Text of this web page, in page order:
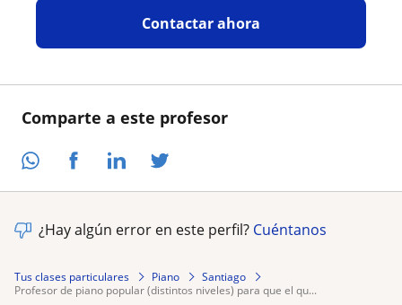
Comparte a este profesor
Contactar ahora
¿Hay algún error en este perfil? Cuéntanos
Tus clases particulares Piano
Santiago
profesor de piano popular (distintos niveles) para que el qu...